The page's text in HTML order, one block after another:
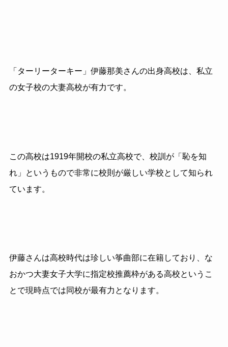
「ターリーターキー」伊藤那美さんの出身高校は、私立
の女子校の大妻高校が有力です。
この高校は1919年開校の私立高校で、校訓が「恥を知
れ」というもので非常に校則が厳しい学校として知られ
ています。
伊藤さんは高校時代は珍しい筝曲部に在籍しており、な
おかつ大妻女子大学に指定校推薦枠がある高校というこ
とで現時点では同校が最有力となります。